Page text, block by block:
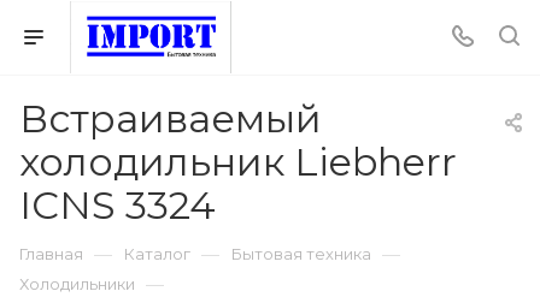
Встраиваемый
холодильник Liebherr
ICNS 3324
Главная — Каталог — Бытовая техника —
Холодильники —